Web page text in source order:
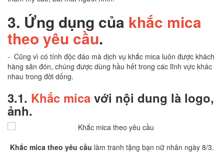
3. Ứng dụng của khắc mica
theo yêu cầu.
- Cũng vì có tính độc đáo mà dịch vụ khắc mica luôn được khách
hàng săn đón, chúng được dùng hầu hết trong các lĩnh vực khác
nhau trong đời dống.
3.1. Khắc mica với nội dung là logo,
ảnh.
Khắc mica theo yêu cầu làm tranh tặng bạn nữ nhân ngày 8/3.